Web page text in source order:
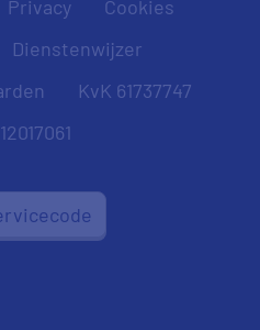
Privacy
Cookies
Dienstenwijzer
KvK 61737747